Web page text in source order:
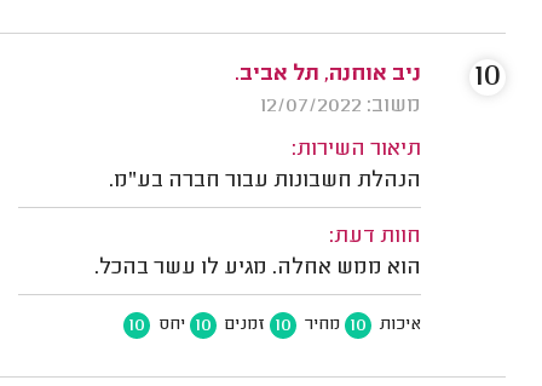
ניב אוחנה, תל אביב.
משוב: 12/07/2022
תיאור השירות:
הנהלת חשבונות עבור חברה בע"מ.
חוות דעת:
הוא ממש אחלה. מגיע לו עשר בהכל.
איכות 10 מחיר 10 זמנים 10 יחס 10
10